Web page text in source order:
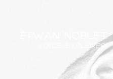
Erwan Noblet
Voice Explorer